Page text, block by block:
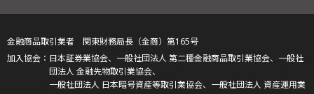
金融商品取引業者 関東財務局長（金商）第165号
日本証券業協会、一般社団法人 第二種金融商品取引業協会、一般社
団法人 金融先物取引業協会、
一般社団法人 日本暗号資産等取引業協会、一般社団法人 資産運用業